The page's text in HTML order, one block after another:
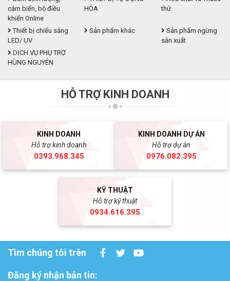
cảm biến, bộ điều
khiển Online
HÓA
thử
Thiết bị chiếu sáng
LED/ UV
Sản phẩm khác
Sản phẩm ngừng
sản xuất
DỊCH VỤ PHỤ TRỢ
HÙNG NGUYÊN
HỖ TRỢ KINH DOANH
KINH DOANH
Hỗ trợ kinh doanh
0393.968.345
KINH DOANH DỰ ÁN
Hỗ trợ dự án
0976.082.395
KỸ THUẬT
Hỗ trợ kỹ thuật
0934.616.395
Tìm chúng tôi trên
Đăng ký nhận bản tin: